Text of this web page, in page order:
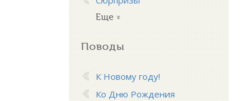
Еще
Поводы
К Новому году!
Ко Дню Рождения